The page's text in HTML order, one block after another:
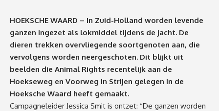
HOEKSCHE WAARD – In Zuid-Holland worden levende
ganzen ingezet als lokmiddel tijdens de jacht. De
dieren trekken overvliegende soortgenoten aan, die
vervolgens worden neergeschoten. Dit blijkt uit
beelden die Animal Rights recentelijk aan de
Hoekseweg en Voorweg in Strijen gelegen in de
Hoeksche Waard heeft gemaakt.
Campagneleider Jessica Smit is ontzet: “De ganzen worden